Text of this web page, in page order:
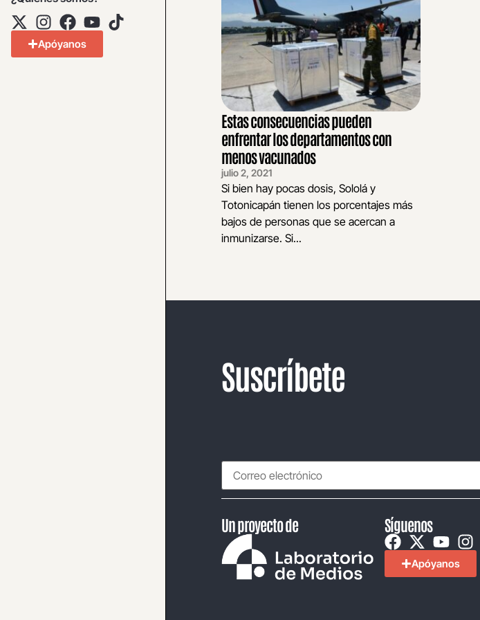
Apóyanos
Estas consecuencias pueden
enfrentar los departamentos con
menos vacunados
julio 2, 2021
Si bien hay pocas dosis, Sololá y
Totonicapán tienen los porcentajes más
bajos de personas que se acercan a
inmunizarse. Si...
Suscríbete
Un proyecto de Síguenos
Apóyanos